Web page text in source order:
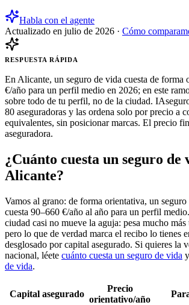
Habla con el agente
Actualizado en julio de 2026 · Cómo
RESPUESTA RÁPIDA
En Alicante, un seguro de vida cuesta de forma
€/año para un perfil medio en 2026; en este
sobre todo de tu perfil, no de la ciudad.
80 aseguradoras y las ordena solo por precio a
equivalentes, sin posicionar marcas. El precio
aseguradora.
¿Cuánto cuesta un seguro de
Alicante?
Vamos al grano: de forma orientativa, un
cuesta 90–660 €/año al año para un perfil
ciudad casi no mueve la aguja: pesa mucho
pero lo que de verdad marca el recibo lo tienes
desglosado por capital asegurado. Si quieres la
nacional, léete cuánto cuesta un seguro de vida
de vida.
Capital asegurado
Precio
orientativo/año